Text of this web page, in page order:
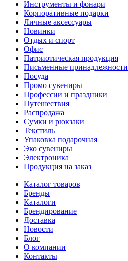
Инструменты и фонари
Корпоративные подарки
Личные аксессуары
Новинки
Отдых и спорт
Офис
Патриотическая продукция
Письменные принадлежности
Посуда
Промо сувениры
Профессии и праздники
Путешествия
Распродажа
Сумки и рюкзаки
Текстиль
Упаковка подарочная
Эко сувениры
Электроника
Продукция на заказ
Каталог товаров
Бренды
Каталоги
Брендирование
Доставка
Новости
Блог
О компании
Контакты